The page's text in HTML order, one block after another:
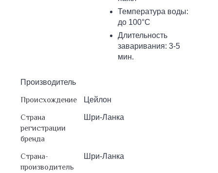
Температура воды:
до 100°С
Длительность
заваривания: 3-5
мин.
Производитель
Происхождение Цейлон
Страна
регистрации
бренда
Шри-Ланка
Страна-
производитель
Шри-Ланка